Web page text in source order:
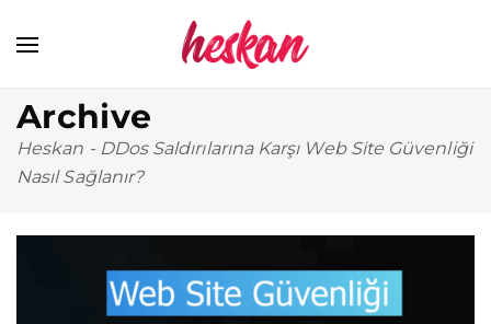
Archive
Heskan - DDos Saldırılarına Karşı Web Site Güvenliği
Nasıl Sağlanır?